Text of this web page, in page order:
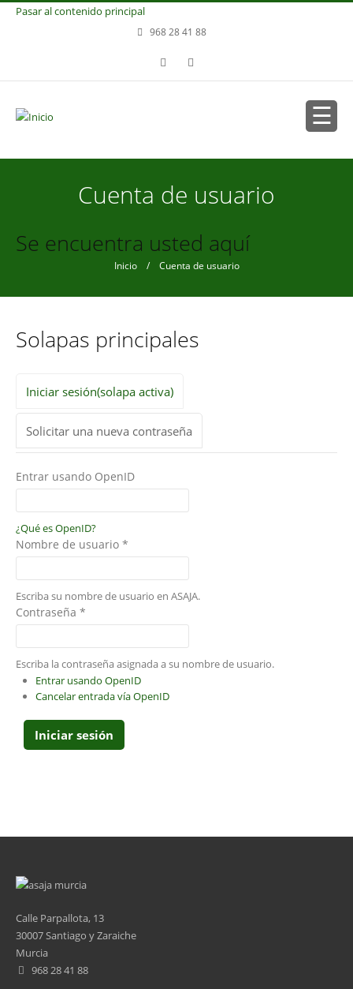
Pasar al contenido principal
968 28 41 88
Cuenta de usuario
Se encuentra usted aquí
Inicio/ Cuenta de usuario
Solapas principales
Iniciar sesión(solapa activa)
Solicitar una nueva contraseña
Entrar usando OpenID
¿Qué es OpenID?
Nombre de usuario *
Escriba su nombre de usuario en ASAJA.
Contraseña *
Escriba la contraseña asignada a su nombre de usuario.
Entrar usando OpenID
Cancelar entrada vía OpenID
Calle Parpallota, 13
30007 Santiago y Zaraiche
Murcia
968 28 41 88